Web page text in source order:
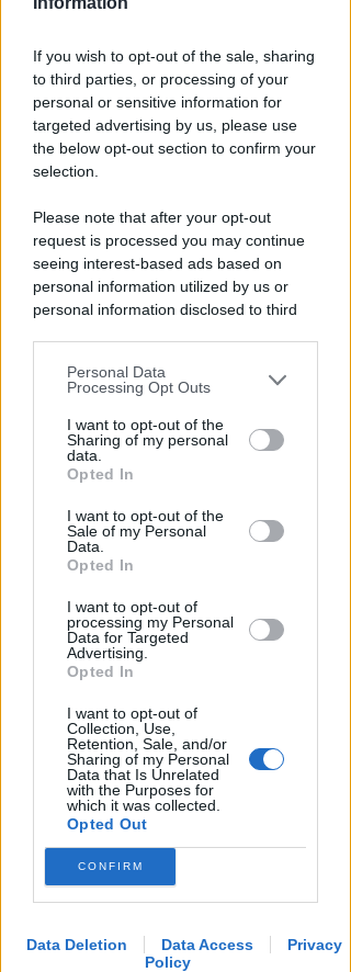
If you wish to opt-out of the sale, sharing
to third parties, or processing of your
personal or sensitive information for
targeted advertising by us, please use
the below opt-out section to confirm your
selection.
Please note that after your opt-out
request is processed you may continue
seeing interest-based ads based on
personal information utilized by us or
personal information disclosed to third
You may separately opt-out of the further
disclosure of your personal information
by third parties on the IAB’s list of
downstream participants.
by us to third parties on the IAB’s List of
Downstream Participants that may
further disclose it to other third parties.
Personal Data
Processing Opt Outs
I want to opt-out of the
Sharing of my personal
data.
Opted In
I want to opt-out of the
Sale of my Personal
Data.
Opted In
I want to opt-out of
processing my Personal
Data for Targeted
Advertising.
Opted In
I want to opt-out of
Collection, Use,
Retention, Sale, and/or
Sharing of my Personal
Data that Is Unrelated
with the Purposes for
which it was collected.
Opted Out
CONFIRM
Data Deletion Data Access
Privacy
Policy
DI NUOVO ACCESSIBILE DA MAGGIO
Il Bosco delle Grazie: a
Covignano un luogo per
rifugiarsi nella natura
LE DECISIONI DEL GIUDICE
Furti sul lungomare di marina
centro. Le Volanti arrestano
quattro giovani
Redazione